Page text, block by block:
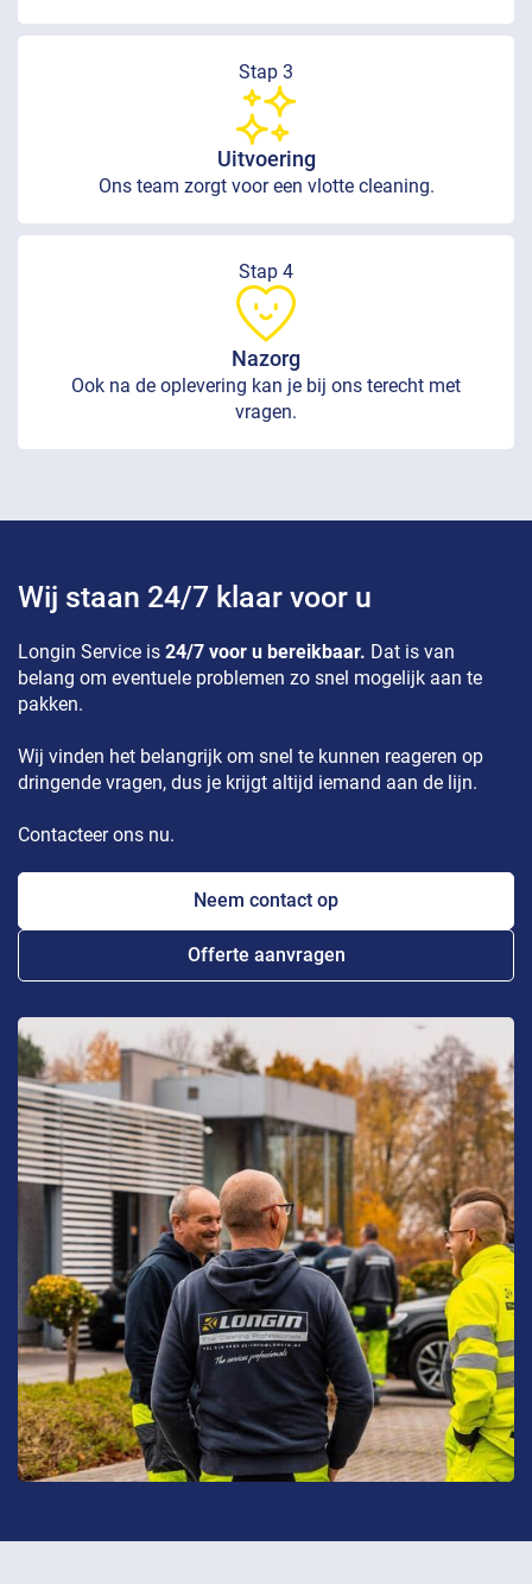
Stap 3
Uitvoering
Ons team zorgt voor een vlotte cleaning.
Stap 4
Nazorg
Ook na de oplevering kan je bij ons terecht met
vragen.
Wij staan 24/7 klaar voor u
Longin Service is 24/7 voor u bereikbaar. Dat is van
belang om eventuele problemen zo snel mogelijk aan te
pakken.
Wij vinden het belangrijk om snel te kunnen reageren op
dringende vragen, dus je krijgt altijd iemand aan de lijn.
Contacteer ons nu.
Neem contact op
Offerte aanvragen